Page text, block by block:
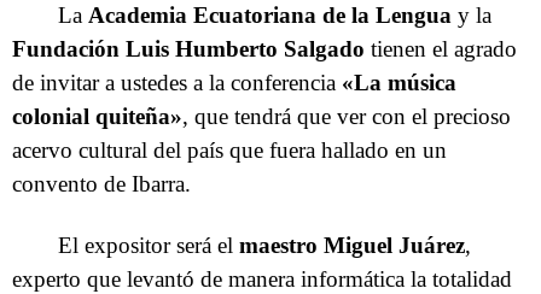
LaAcademia Ecuatoriana de la Lengua y la
Fundación Luis Humberto Salgado tienen el agrado
de invitar a ustedes a la conferencia «La música
colonial quiteña», que tendrá que ver con el precioso
acervo cultural del país que fuera hallado en un
convento de Ibarra.
El expositor será elmaestro Miguel Juárez,
experto que levantó de manera informática la totalidad